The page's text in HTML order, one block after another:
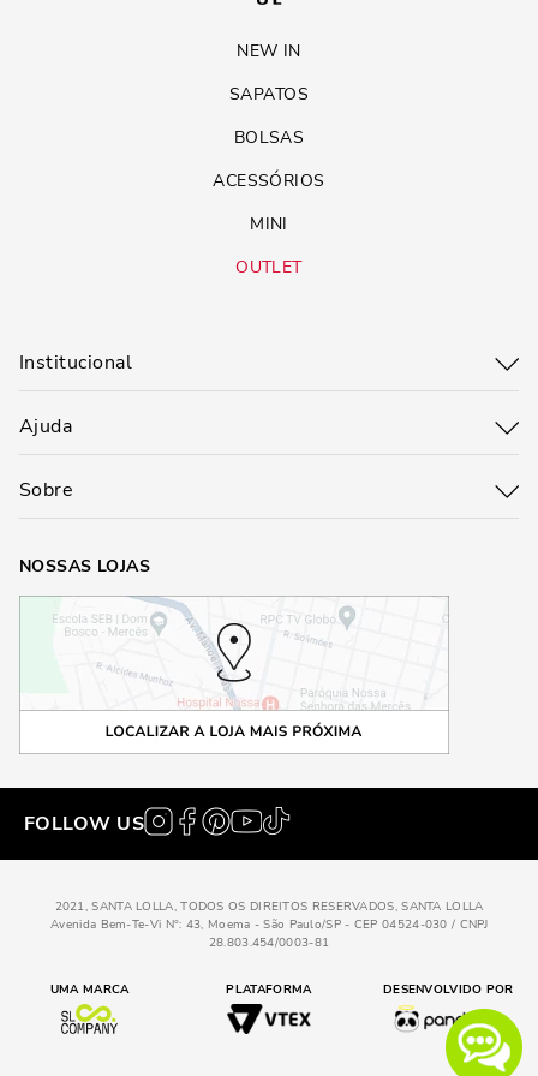
NEW IN
SAPATOS
BOLSAS
ACESSÓRIOS
MINI
OUTLET
Institucional
Ajuda
Sobre
NOSSAS LOJAS
FOLLOW US
2021, SANTA LOLLA, TODOS OS DIREITOS RESERVADOS, SANTA LOLLA
Avenida Bem-Te-Vi N°: 43, Moema - São Paulo/SP - CEP 04524-030 / CNPJ
28.803.454/0003-81
UMA MARCA PLATAFORMA DESENVOLVIDO POR